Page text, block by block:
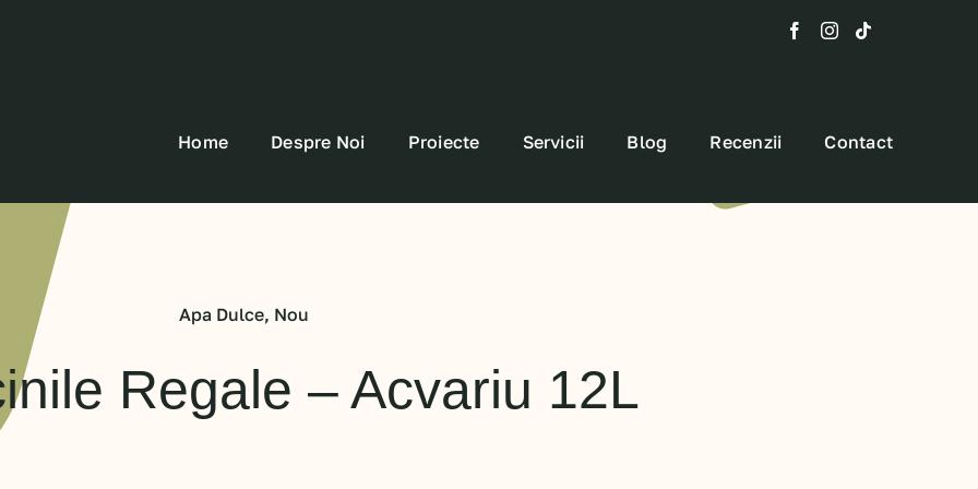
Home Despre Noi Proiecte Servicii Blog Recenzii Contact
Apa Dulce, Nou
Regale – Acvariu 12L